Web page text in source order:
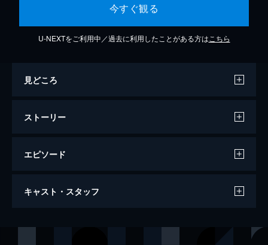
今すぐ観る
U-NEXTをご利用中／過去に利用したことがある方は こちら
見どころ
ストーリー
エピソード
ギフト
頼して来るのだが…。
キャスト・スタッフ